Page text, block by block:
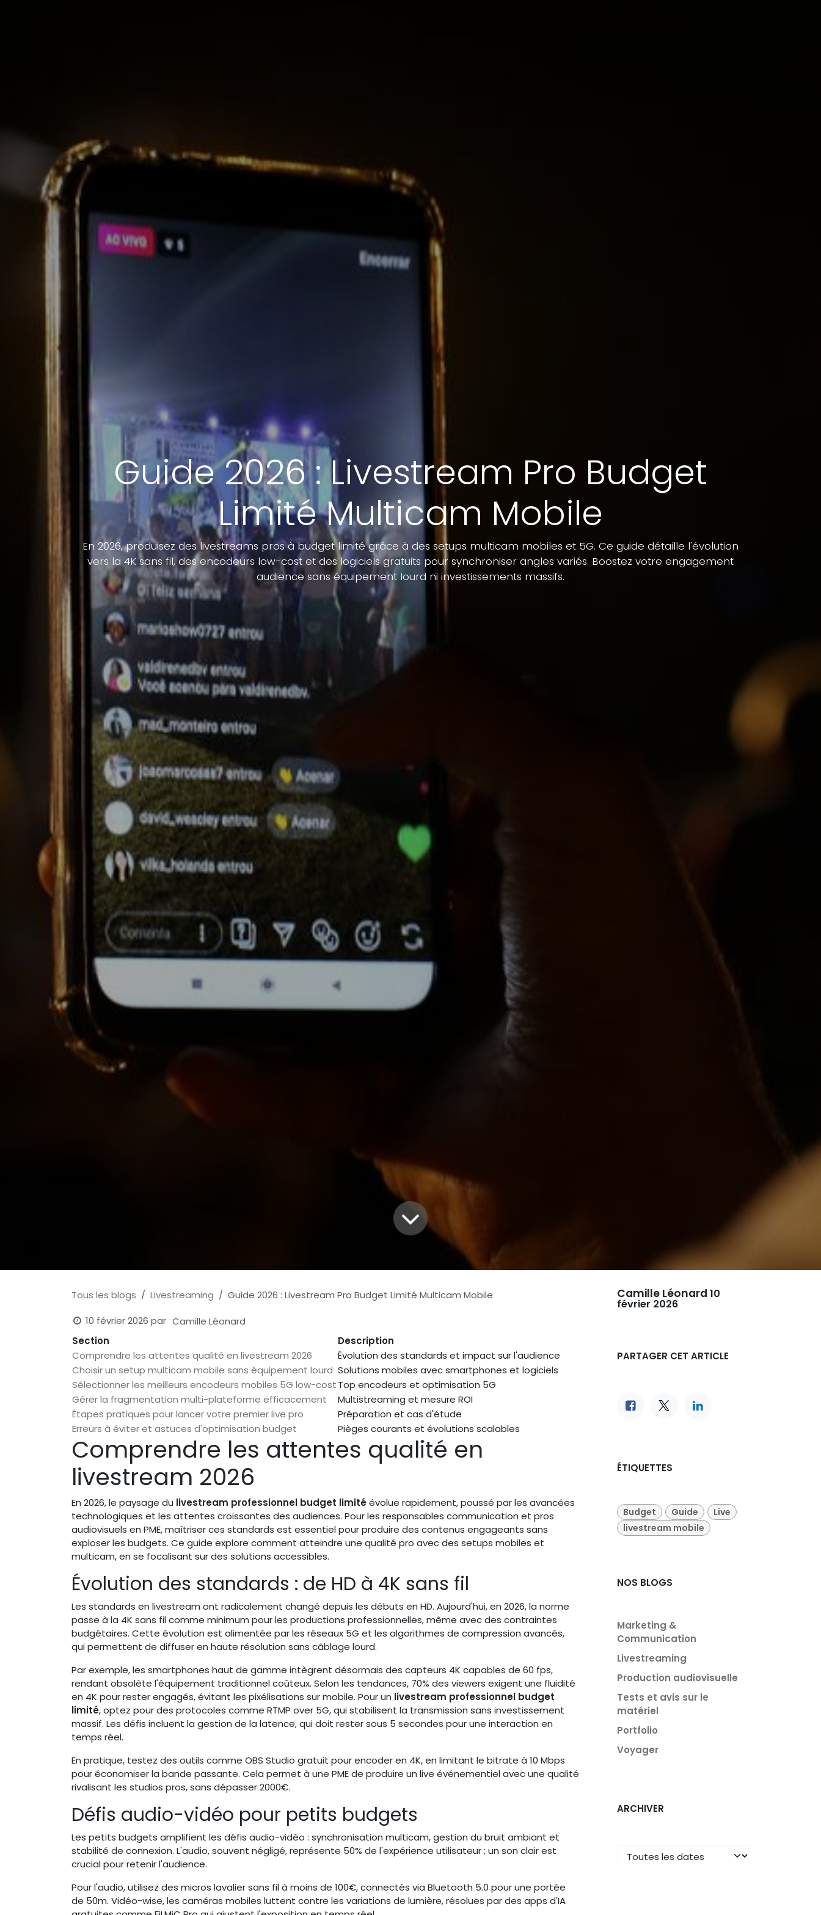
Guide 2026 : Livestream Pro Budget
Limité Multicam Mobile
En 2026, produisez des livestreams pros à budget limité grâce à des setups multicam mobiles et 5G. Ce guide détaille l'évolution
vers la 4K sans fil, des encodeurs low-cost et des logiciels gratuits pour synchroniser angles variés. Boostez votre engagement
audience sans équipement lourd ni investissements massifs.
Tous les blogs Livestreaming
Guide 2026 : Livestream Pro Budget Limité Multicam Mobile
10 février 2026 par Camille Léonard
Section
Description
Comprendre les attentes qualité en livestream 2026
Évolution des standards et impact sur l'audience
Choisir un setup multicam mobile sans équipement lourd Solutions mobiles avec smartphones et logiciels
Sélectionner les meilleurs encodeurs mobiles 5G low-costTop encodeurs et optimisation 5G
Gérer la fragmentation multi-plateforme efficacement
Multistreaming et mesure ROI
Étapes pratiques pour lancer votre premier live pro
Préparation et cas d'étude
Erreurs à éviter et astuces d'optimisation budget
Pièges courants et évolutions scalables
Comprendre les attentes qualité en
livestream 2026
En 2026, le paysage du livestream professionnel budget limitéévolue rapidement, poussé par les avancées
technologiques et les attentes croissantes des audiences. Pour les responsables communication et pros
audiovisuels en PME, maîtriser ces standards est essentiel pour produire des contenus engageants sans
exploser les budgets. Ce guide explore comment atteindre une qualité pro avec des setups mobiles et
multicam, en se focalisant sur des solutions accessibles.
Évolution des standards : de HD à 4K sans fil
Les standards en livestream ont radicalement changé depuis les débuts en HD. Aujourd'hui, en 2026, la norme
passe à la 4K sans fil comme minimum pour les productions professionnelles, même avec des contraintes
budgétaires. Cette évolution est alimentée par les réseaux 5G et les algorithmes de compression avancés,
qui permettent de diffuser en haute résolution sans câblage lourd.
Par exemple, les smartphones haut de gamme intègrent désormais des capteurs 4K capables de 60 fps,
rendant obsolète l'équipement traditionnel coûteux. Selon les tendances, 70% des viewers exigent une fluidité
en 4K pour rester engagés, évitant les pixélisations sur mobile. Pour un livestream professionnel budget
limité, optez pour des protocoles comme RTMP over 5G, qui stabilisent la transmission sans investissement
massif. Les défis incluent la gestion de la latence, qui doit rester sous 5 secondes pour une interaction en
temps réel.
En pratique, testez des outils comme OBS Studio gratuit pour encoder en 4K, en limitant le bitrate à 10 Mbps
pour économiser la bande passante. Cela permet à une PME de produire un live événementiel avec une qualité
rivalisant les studios pros, sans dépasser 2000€.
Défis audio-vidéo pour petits budgets
Les petits budgets amplifient les défis audio-vidéo : synchronisation multicam, gestion du bruit ambiant et
stabilité de connexion. L'audio, souvent négligé, représente 50% de l'expérience utilisateur ; un son clair est
crucial pour retenir l'audience.
Pour l'audio, utilisez des micros lavalier sans fil à moins de 100€, connectés via Bluetooth 5.0 pour une portée
de 50m. Vidéo-wise, les caméras mobiles luttent contre les variations de lumière, résolues par des apps d'IA
Camille Léonard 10
février 2026
PARTAGER CET ARTICLE
ÉTIQUETTES
Budget Guide
Live
livestream mobile
NOS BLOGS
Marketing &
Communication
Livestreaming
Production audiovisuelle
Tests et avis sur le
matériel
Portfolio
Voyager
ARCHIVER